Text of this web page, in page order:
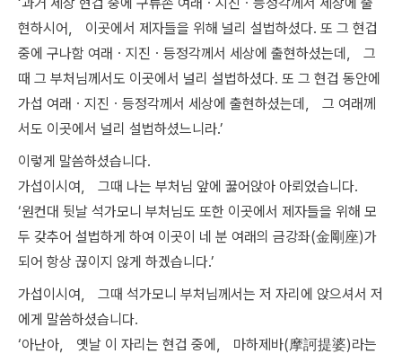
현하시어， 이곳에서 제자들을 위해 널리 설법하셨다. 또 그 현겁
중에 구나함 여래ㆍ지진ㆍ등정각께서 세상에 출현하셨는데， 그
때 그 부처님께서도 이곳에서 널리 설법하셨다. 또 그 현겁 동안에
가섭 여래ㆍ지진ㆍ등정각께서 세상에 출현하셨는데， 그 여래께
서도 이곳에서 널리 설법하셨느니라.’
이렇게 말씀하셨습니다.
가섭이시여， 그때 나는 부처님 앞에 꿇어앉아 아뢰었습니다.
‘원컨대 뒷날 석가모니 부처님도 또한 이곳에서 제자들을 위해 모
두 갖추어 설법하게 하여 이곳이 네 분 여래의 금강좌(金剛座)가
되어 항상 끊이지 않게 하겠습니다.’
가섭이시여， 그때 석가모니 부처님께서는 저 자리에 앉으셔서 저
에게 말씀하셨습니다.
‘아난아， 옛날 이 자리는 현겁 중에， 마하제바(摩訶提婆)라는